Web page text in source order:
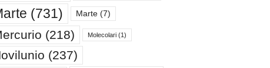
(731) Marte(7)
(218) Molecolari(1)
(237)